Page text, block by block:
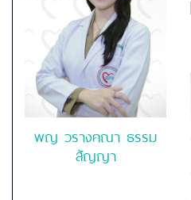
พญ วรางคณา ธรรม
สัญญา